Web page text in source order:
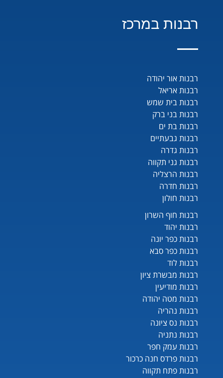
רבנות במרכז
רבנות אור יהודה
רבנות אריאל
רבנות בית שמש
רבנות בני ברק
רבנות בת ים
רבנות גבעתיים
רבנות גדרה
רבנות גני תקווה
רבנות הרצליה
רבנות חדרה
רבנות חולון
רבנות חוף השרון
רבנות יהוד
רבנות כפר יונה
רבנות כפר סבא
רבנות לוד
רבנות מבשרת ציון
רבנות מודיעין
רבנות מטה יהודה
רבנות נהריה
רבנות נס ציונה
רבנות נתניה
רבנות עמק חפר
רבנות פרדס חנה כרכור
רבנות פתח תקווה